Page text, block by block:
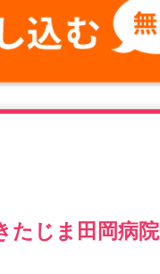
たじま田岡病院